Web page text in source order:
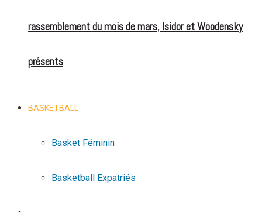
rassemblement du mois de mars, Isidor et Woodensky
présents
BASKETBALL
Basket Féminin
Basketball Expatriés